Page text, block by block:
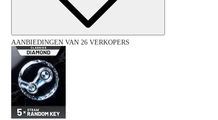
AANBIEDINGEN VAN 26 VERKOPERS